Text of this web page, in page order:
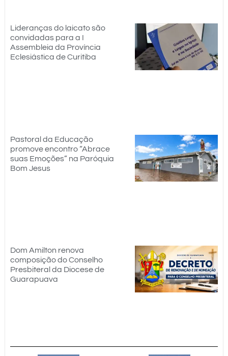
Lideranças do laicato são
convidadas para a I
Assembleia da Província
Eclesiástica de Curitiba
Pastoral da Educação
promove encontro “Abrace
suas Emoções” na Paróquia
Bom Jesus
Dom Amilton renova
composição do Conselho
Presbiteral da Diocese de
Guarapuava